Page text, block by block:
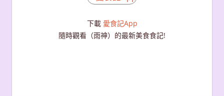
下載 愛食記App
隨時觀看（雨神）的最新美食食記!